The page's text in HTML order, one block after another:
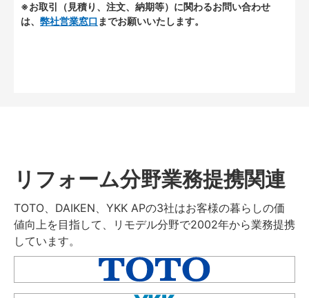
※お取引（見積り、注文、納期等）に関わるお問い合わせ
は、 弊社営業窓口 までお願いいたします。
リフォーム分野業務提携関連
TOTO、DAIKEN、YKK APの3社はお客様の暮らしの価
値向上を目指して、リモデル分野で2002年から業務提携
しています。